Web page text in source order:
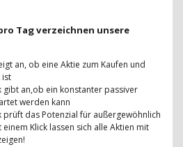
Tag verzeichnen unsere
an, ob eine Aktie zum Kaufen und
ist
gibt an,ob ein konstanter passiver
werden kann
prüft das Potenzial für außergewöhnlich
Klick lassen sich alle Aktien mit